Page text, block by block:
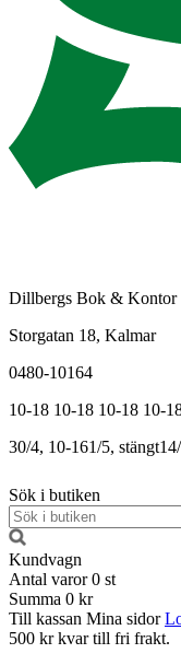
Dillbergs Bok & Kontor
Storgatan 18, Kalmar
0480-10164
10-18 10-18 10-18 10-
30/4, 10-161/5, stängt
Sök i butiken
Kundvagn
Antal varor 0 st
Summa 0 kr
Till kassan Mina sidor
500 kr kvar till fri frakt.